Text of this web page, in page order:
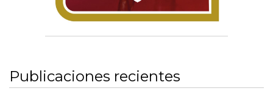
Publicaciones recientes